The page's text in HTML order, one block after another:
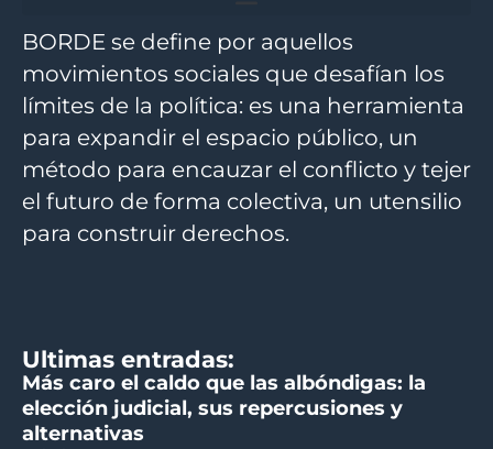
BORDE se define por aquellos
movimientos sociales que desafían los
límites de la política: es una herramienta
para expandir el espacio público, un
método para encauzar el conflicto y tejer
el futuro de forma colectiva, un utensilio
para construir derechos.
Ultimas entradas:
Más caro el caldo que las albóndigas: la
elección judicial, sus repercusiones y
alternativas